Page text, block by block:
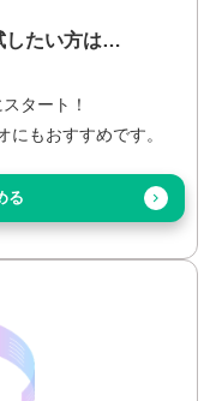
したい方は…
タート！
にもおすすめです。
る